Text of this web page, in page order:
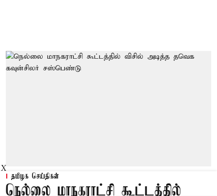
தமிழக செய்திகள்
நெல்லை மாநகராட்சி கூட்டத்தில்
X